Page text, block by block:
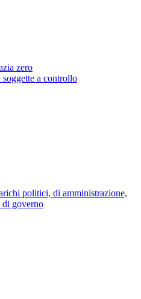
zero
a controllo
politici, di amministrazione,
di governo